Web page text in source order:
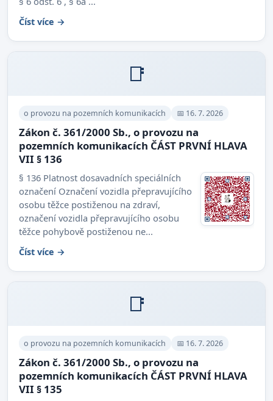
Číst více →
📑
o provozu na pozemních komunikacích 📅 16. 7. 2026
Zákon č. 361/2000 Sb., o provozu na
pozemních komunikacích ČÁST PRVNÍ HLAVA
VII § 136
§ 136 Platnost dosavadních speciálních
označení Označení vozidla přepravujícího
osobu těžce postiženou na zdraví,
označení vozidla přepravujícího osobu
těžce pohybově postiženou ne...
Číst více →
📑
o provozu na pozemních komunikacích 📅 16. 7. 2026
Zákon č. 361/2000 Sb., o provozu na
pozemních komunikacích ČÁST PRVNÍ HLAVA
VII § 135